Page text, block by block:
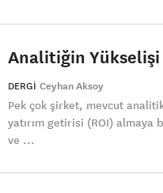
Analitiğin Yükselişi
DERGI Ceyhan Aksoy
Pek çok şirket, mevcut
yatırım getirisi (ROI) almaya
ve ...